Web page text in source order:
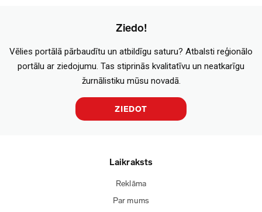
Ziedo!
Vēlies portālā pārbaudītu un atbildīgu saturu? Atbalsti reģionālo
portālu ar ziedojumu. Tas stiprinās kvalitatīvu un neatkarīgu
žurnālistiku mūsu novadā.
ZIEDOT
Laikraksts
Reklāma
Par mums